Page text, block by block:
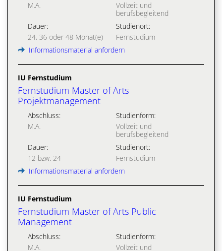
M.A.
Vollzeit und
berufsbegleitend
Dauer:
24, 36 oder 48 Monat(e)
Studienort:
Fernstudium
Informationsmaterial anfordern
IU Fernstudium
Fernstudium Master of Arts
Projektmanagement
Abschluss:
M.A.
Studienform:
Vollzeit und
berufsbegleitend
Dauer:
12 bzw. 24
Studienort:
Fernstudium
Informationsmaterial anfordern
IU Fernstudium
Fernstudium Master of Arts Public
Management
Abschluss:
M.A.
Studienform:
Vollzeit und